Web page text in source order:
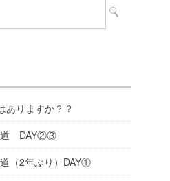
ありますか？？
道 DAY②③
（2年ぶり）DAY①